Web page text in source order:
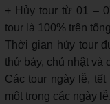
+ Hủy tour từ 01 –
tour là 100% trên
Thời gian hủy tour
thứ bảy, chủ nhật và
Các tour ngày lễ,
một trong các ngày